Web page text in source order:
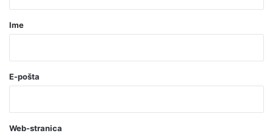
r
o
a
v
Ime
E-pošta
Web-stranica